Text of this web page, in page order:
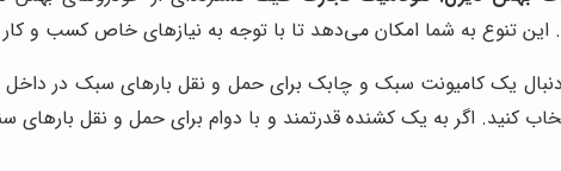
تنوع به شما امکان می‌دهد تا با توجه به نیازهای خاص کسب و کار